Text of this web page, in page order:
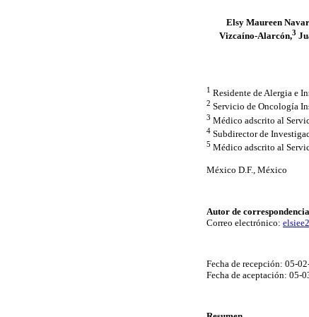
Elsy Maureen
Vizcaíno-Alarcón,3
1 Residente de Alergia e
2 Servicio de Oncología
3 Médico adscrito al
4 Subdirector de
5 Médico adscrito al
México D.F., México
Autor de
Correo electrónico:
Fecha de recepción: 05-
Fecha de aceptación: 05-